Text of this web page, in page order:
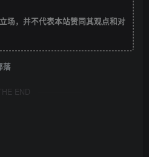
场，并不代表本站赞同其观点和对
落
END